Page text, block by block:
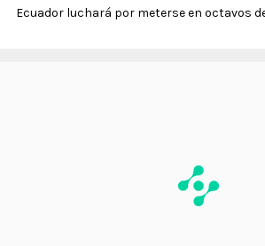
Ecuador luchará por meterse en octavos